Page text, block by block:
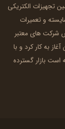
تجهیزات الکتریکی
و تعمیرات
شرکت های معتبر
به کار کرد و با
است بازار گسترده